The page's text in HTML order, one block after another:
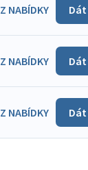
NABÍDKY
NABÍDKY
NABÍDKY